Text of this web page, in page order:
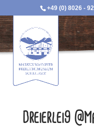
+49 (0) 8026 -
Dreierlei9